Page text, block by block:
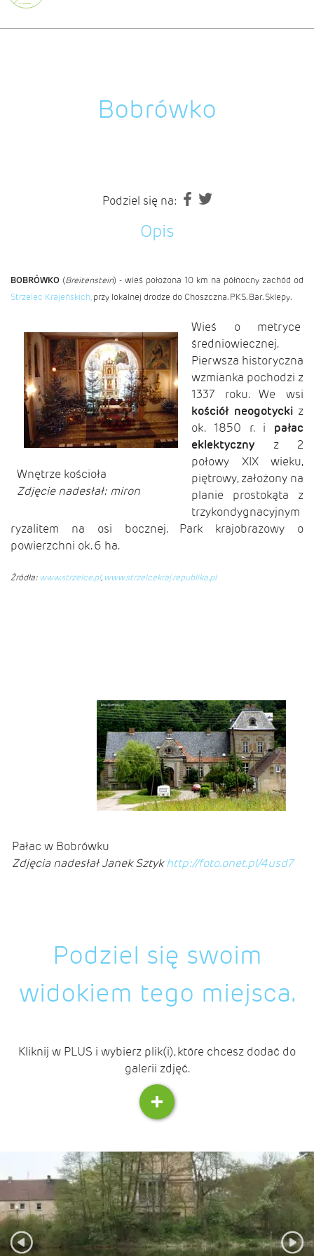
Bobrówko
Podziel się na:
Opis
BOBRÓWKO (Breitenstein) - wieś położona 10 km na północny zachód od
Strzelec Krajeńskich,przy lokalnej drodze do Choszczna. PKS. Bar. Sklepy.
Wnętrze kościoła
Zdjęcie nadesłał: miron
Wieś o metryce
średniowiecznej.
Pierwsza historyczna
wzmianka pochodzi z
1337 roku. We wsi
kościół neogotyckiz
ok. 1850 r. i pałac
eklektyczny z 2
połowy XIX wieku,
piętrowy, założony na
planie prostokąta z
trzykondygnacyjnym
ryzalitem na osi bocznej. Park krajobrazowy o
powierzchni ok. 6 ha.
Źródła: www.strzelce.pl, www.strzelcekraj.republika.pl
Pałac w Bobrówku
Zdjęcia nadesłał Janek Sztykhttp://foto.onet.pl/4usd7
Podziel się swoim
widokiem tego miejsca.
Kliknij w PLUS i wybierz plik(i), które chcesz dodać do
galerii zdjęć.